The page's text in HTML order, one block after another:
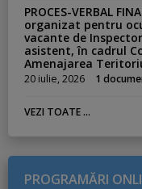
PROCES-VERBAL
organizat pentru
vacante de
asistent, în cadrul
Amenajarea
20 iulie, 2026 1
VEZI TOATE ...
PROGRAMĂRI